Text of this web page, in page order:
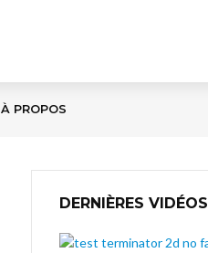
À PROPOS
DERNIÈRES VIDÉOS